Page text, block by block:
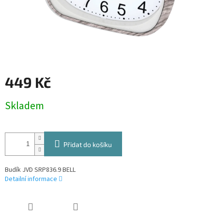
449 Kč
cena:
Skladem
Přidat do košíku
Budík JVD SRP836.9 BELL
Detailní informace